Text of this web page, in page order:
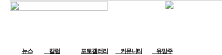
뉴스 칼럼 포토갤러리 커뮤니티 유망주